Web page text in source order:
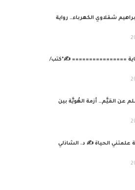
شقلاوي الكهرباء… رواية
================ ✍️*كتب/
عن القيَّم… أزمة الهُويَّة بين
علمتني الحياة ✍️ د. الشاذلي